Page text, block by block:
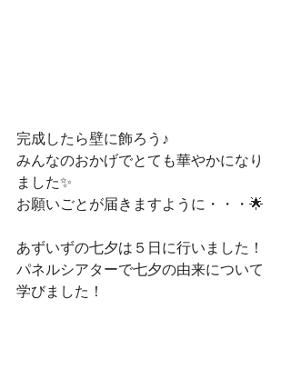
完成したら壁に飾ろう♪
みんなのおかげでとても華やかになり
ました✨
お願いごとが届きますように・・・🌟
あずいずの七夕は５日に行いました！
パネルシアターで七夕の由来について
学びました！